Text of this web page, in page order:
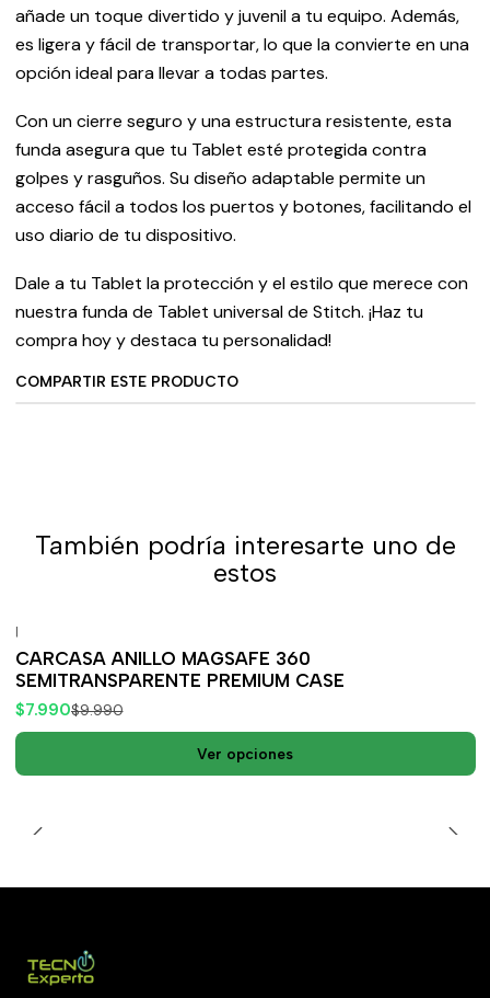
añade un toque divertido y juvenil a tu equipo. Además,
es ligera y fácil de transportar, lo que la convierte en una
opción ideal para llevar a todas partes.
Con un cierre seguro y una estructura resistente, esta
funda asegura que tu Tablet esté protegida contra
golpes y rasguños. Su diseño adaptable permite un
acceso fácil a todos los puertos y botones, facilitando el
uso diario de tu dispositivo.
Dale a tu Tablet la protección y el estilo que merece con
nuestra funda de Tablet universal de Stitch. ¡Haz tu
compra hoy y destaca tu personalidad!
COMPARTIR ESTE PRODUCTO
También podría interesarte uno de
estos
|
CARCASA ANILLO MAGSAFE 360
SEMITRANSPARENTE PREMIUM CASE
$7.990$9.990
Ver opciones